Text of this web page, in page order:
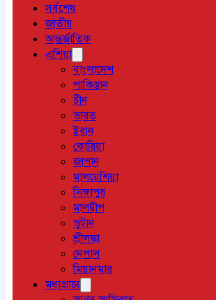
সর্বশেষ
জাতীয়
আন্তর্জাতিক
এশিয়া
বাংলাদেশ
পাকিস্তান
চীন
ভারত
ইরান
কোরিয়া
জাপান
মালয়েশিয়া
সিঙ্গাপুর
মালদ্বীপ
ভুটান
শ্রীলঙ্কা
নেপাল
মিয়ানমার
মধ্যপ্রাচ্য